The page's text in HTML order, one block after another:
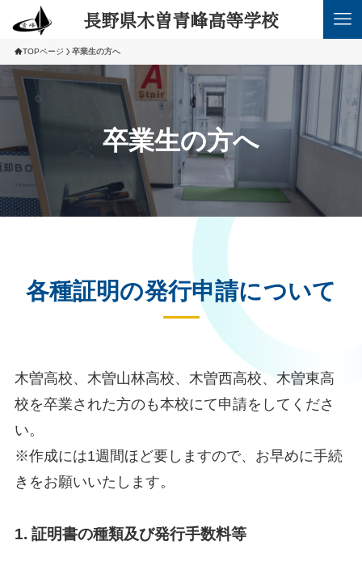
長野県木曽青峰高等学校
TOPページ 卒業生の方へ
卒業生の方へ
各種証明の発行申請について
木曽高校、木曽山林高校、木曽西高校、木曽東高
校を卒業された方のも本校にて申請をしてくださ
い。
※作成には1週間ほど要しますので、お早めに手続
きをお願いいたします。
1. 証明書の種類及び発行手数料等